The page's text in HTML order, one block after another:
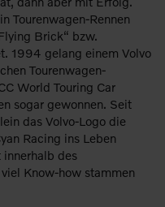
Tourenwagen-Rennen
Brick“ bzw.
1994 gelang einem Volvo
Tourenwagen-
World Touring Car
sogar gewonnen. Seit
das Volvo-Logo die
Racing ins Leben
des
Know-how stammen